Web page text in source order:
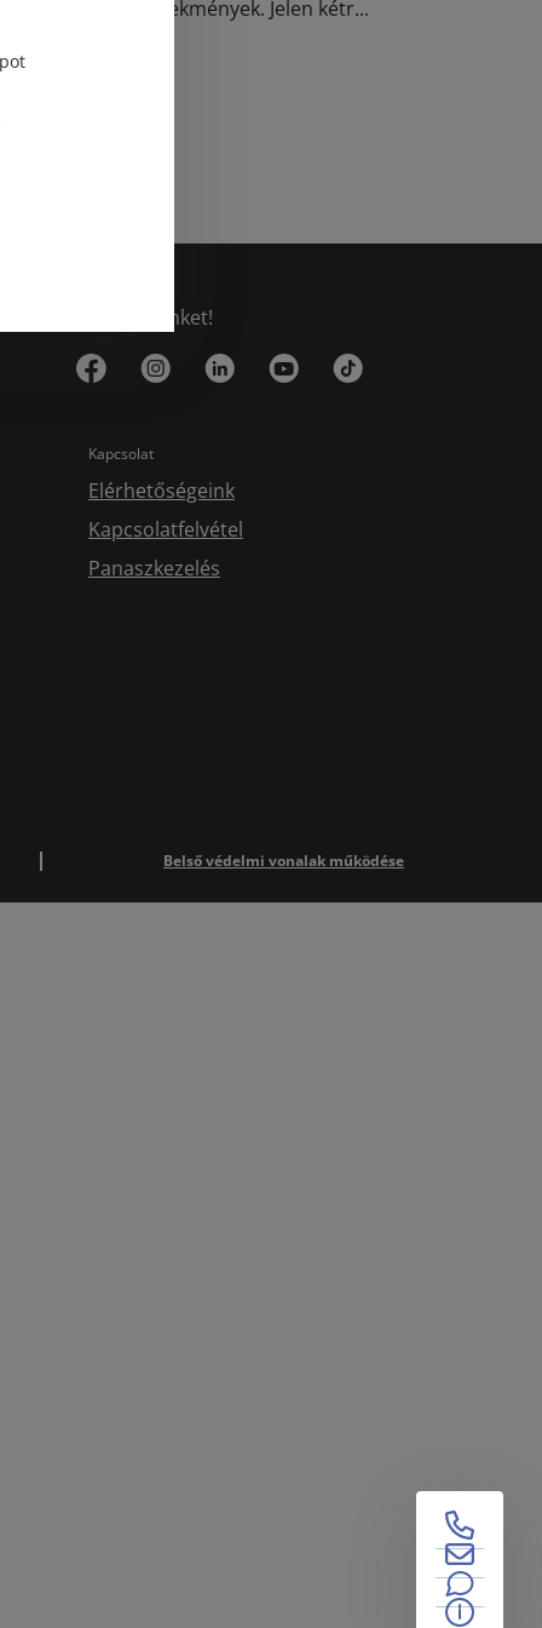
elleni bűncselekmények. Jelen kétr...
Kövess minket!
Kapcsolat
Elérhetőségeink
Kapcsolatfelvétel
Panaszkezelés
Belső védelmi vonalak működése